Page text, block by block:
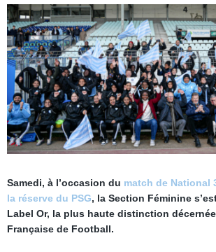
Samedi, à l’occasion du match de National
la réserve du PSG, la Section Féminine
Label Or, la plus haute distinction
Française de Football.